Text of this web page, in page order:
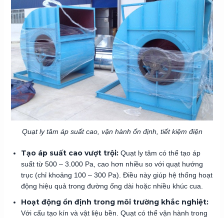
Quạt ly tâm áp suất cao, vận hành ổn định, tiết kiệm điện
Tạo áp suất cao vượt trội:Quạt ly tâm có thể tạo áp
suất từ 500 – 3.000 Pa, cao hơn nhiều so với quạt hướng
trục (chỉ khoảng 100 – 300 Pa). Điều này giúp hệ thống hoạt
động hiệu quả trong đường ống dài hoặc nhiều khúc cua.
Hoạt động ổn định trong môi trường khắc nghiệt:
Với cấu tạo kín và vật liệu bền. Quạt có thể vận hành trong